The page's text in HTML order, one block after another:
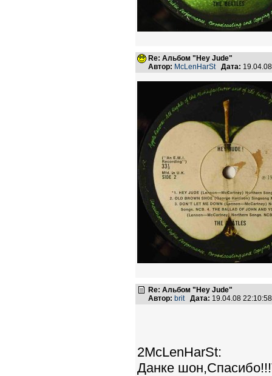
Re: Альбом "Hey Jude"
Автор: McLenHarSt Дата:
Re: Альбом "Hey Jude"
Автор: brit Дата: 19.04.08
2McLenHarSt:
Данке